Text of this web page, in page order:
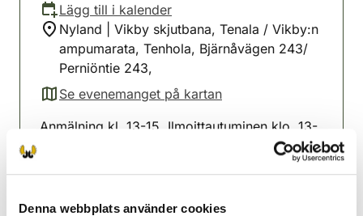
Denna webbplats använder cookies
Lägg till i kalender
Nyland | Vikby skjutbana, Tenala / Vikby:n
ampumarata, Tenhola, Bjärnåvägen 243/
Perniöntie 243,
Se evenemanget på kartan
(avautuu uuteen välilehteen)
Anmälning kl. 13-15. Ilmoittautuminen klo. 13-
Nyland